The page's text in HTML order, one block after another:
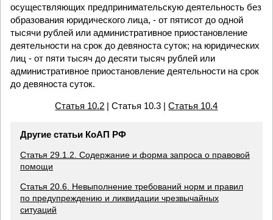
осуществляющих предпринимательскую деятельность без
образования юридического лица, - от пятисот до одной
тысячи рублей или административное приостановление
деятельности на срок до девяноста суток; на юридических
лиц - от пяти тысяч до десяти тысяч рублей или
административное приостановление деятельности на срок
до девяноста суток.
Статья 10.2 | Статья 10.3 |Статья 10.4
Другие статьи КоАП РФ
Статья 29.1.2. Содержание и форма запроса о правовой
помощи
Статья 20.6. Невыполнение требований норм и правил
по предупреждению и ликвидации чрезвычайных
ситуаций